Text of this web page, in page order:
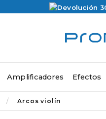
Amplificadores Efectos
Arcos violín